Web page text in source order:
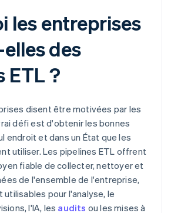
les entreprises
des
ETL ?
disent être motivées par les
défi est d'obtenir les bonnes
endroit et dans un État que les
utiliser. Les pipelines ETL offrent
fiable de collecter, nettoyer et
de l'ensemble de l'entreprise,
pour l'analyse, le
l'IA, les audits ou les mises à